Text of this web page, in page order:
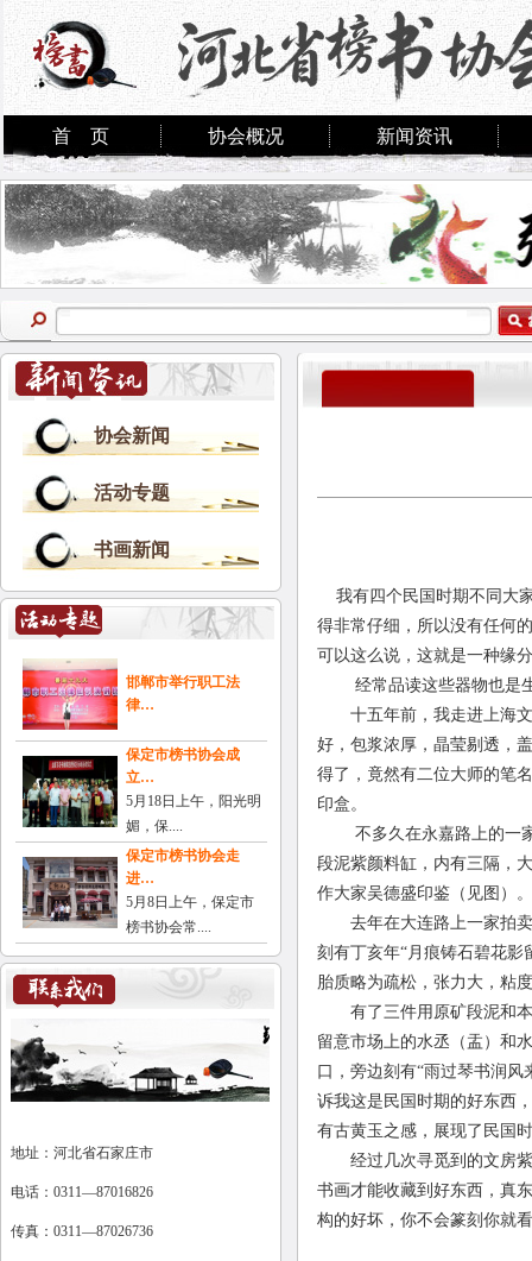
首 页 协会概况 新闻资讯
协会新闻
活动专题
书画新闻
邯郸市举行职工法
律…
保定市榜书协会成
立…
5月18日上午，阳光明
媚，保....
保定市榜书协会走
进…
5月8日上午，保定市
榜书协会常....
地址：河北省石家庄市
电话：0311—87016826
传真：0311—87026736
我有四个民国时期不同大
得非常仔细，所以没有任何
可以这么说，这就是一种缘
经常品读这些器物也是生
十五年前，我走进上海文
好，包浆浓厚，晶莹剔透，
得了，竟然有二位大师的笔
印盒。
不多久在永嘉路上的一家
段泥紫颜料缸，内有三隔，
作大家吴德盛印鉴（见图）
去年在大连路上一家拍卖
刻有丁亥年“月痕铸石碧花影
胎质略为疏松，张力大，粘
有了三件用原矿段泥和本
留意市场上的水丞（盂）和
口，旁边刻有“雨过琴书润
诉我这是民国时期的好东西
有古黄玉之感，展现了民国
经过几次寻觅到的文房紫
书画才能收藏到好东西，真
构的好坏，你不会篆刻你就